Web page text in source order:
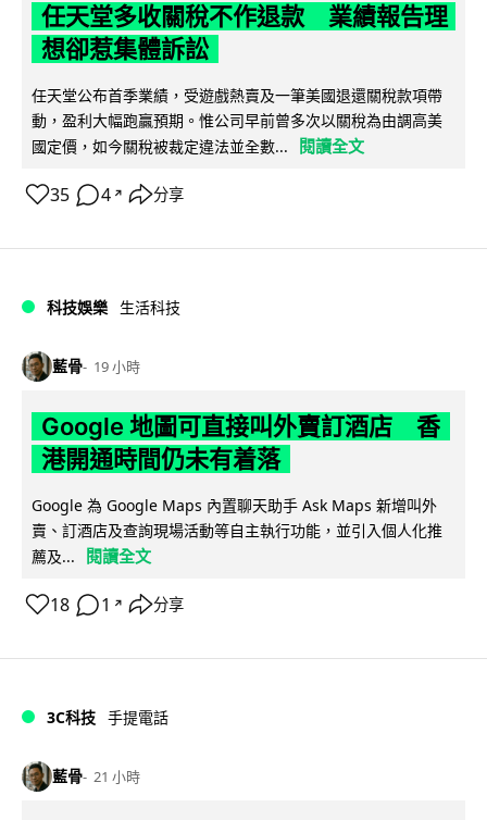
任天堂多收關稅不作退款 業績報告理
想卻惹集體訴訟
任天堂公布首季業績，受遊戲熱賣及一筆美國退還關稅款項帶
動，盈利大幅跑贏預期。惟公司早前曾多次以關稅為由調高美
國定價，如今關稅被裁定違法並全數...
閱讀全文
35 4 ↗ 分享
科技娛樂 生活科技
藍骨 19 小時
Google 地圖可直接叫外賣訂酒店 香
港開通時間仍未有着落
Google 為 Google Maps 內置聊天助手 Ask Maps 新增叫外
賣、訂酒店及查詢現場活動等自主執行功能，並引入個人化推
薦及...
閱讀全文
18 1 ↗ 分享
3C科技 手提電話
藍骨 21 小時